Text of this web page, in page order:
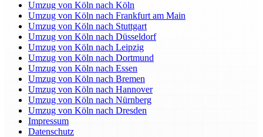
Umzug von Köln nach Köln
Umzug von Köln nach Frankfurt am Main
Umzug von Köln nach Stuttgart
Umzug von Köln nach Düsseldorf
Umzug von Köln nach Leipzig
Umzug von Köln nach Dortmund
Umzug von Köln nach Essen
Umzug von Köln nach Bremen
Umzug von Köln nach Hannover
Umzug von Köln nach Nürnberg
Umzug von Köln nach Dresden
Impressum
Datenschutz